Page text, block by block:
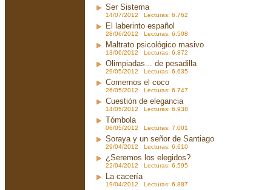
Ser Sistema
14/07/2012 Lecturas: 6.762
El laberinto español
28/06/2012 Lecturas: 6.508
Maltrato psicológico masivo
13/06/2012 Lecturas: 6.872
Olimpiadas... de pesadilla
29/05/2012 Lecturas: 6.635
Comernos el coco
26/05/2012 Lecturas: 6.747
Cuestión de elegancia
14/05/2012 Lecturas: 6.938
Tómbola
06/05/2012 Lecturas: 7.001
Soraya y un señor de Santiago
29/04/2012 Lecturas: 6.610
¿Seremos los elegidos?
22/04/2012 Lecturas: 6.595
La cacería
19/04/2012 Lecturas: 6.887